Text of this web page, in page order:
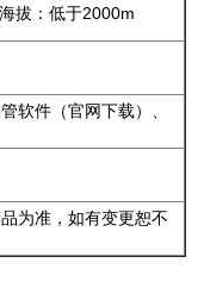
拔：低于2000m
软件（官网下载）、
为准，如有变更恕不